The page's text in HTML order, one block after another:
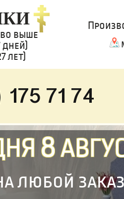
выше
дней)
лет)
71 74
8
любой